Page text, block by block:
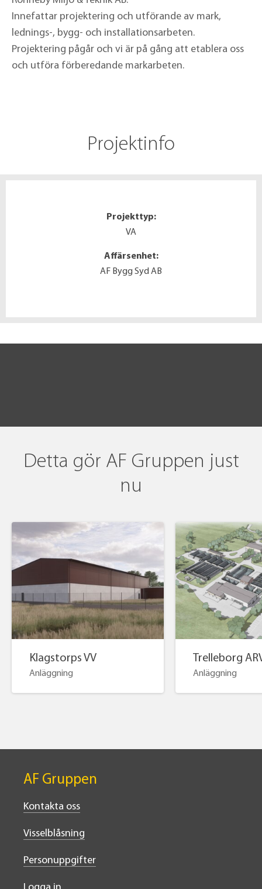
Innefattar projektering och utförande av mark,
lednings-, bygg- och installationsarbeten.
Projektering pågår och vi är på gång att etablera oss
och utföra förberedande markarbeten.
Projektinfo
Projekttyp:
VA
Affärsenhet:
AF Bygg Syd AB
Detta gör AF Gruppen just
nu
Klagstorps VV
Anläggning
Trelleborg
Anläggning
AF Gruppen
Kontakta oss
Visselblåsning
Personuppgifter